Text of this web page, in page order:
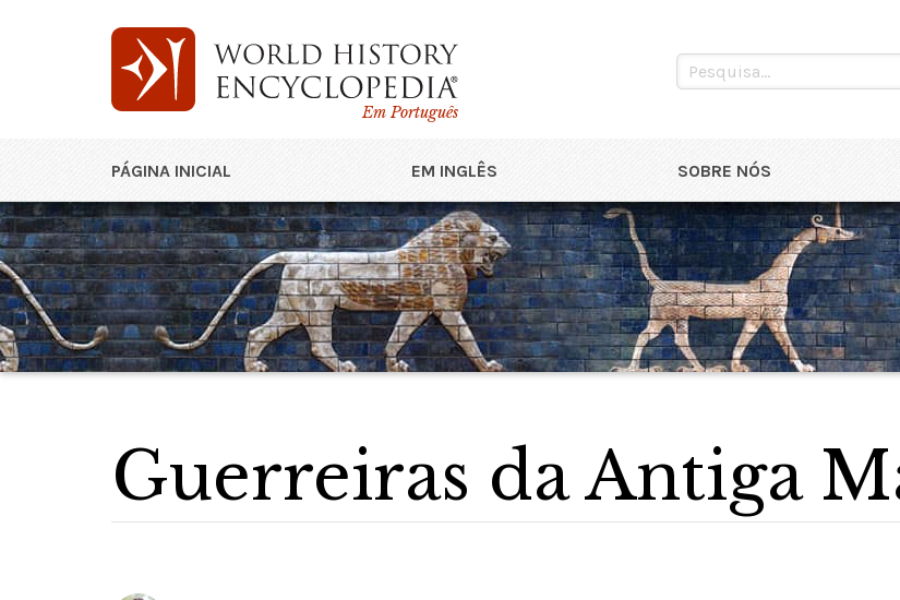
Em Português
PÁGINA INICIAL EM INGLÊS SOBRE NÓS
Guerreiras da Antiga